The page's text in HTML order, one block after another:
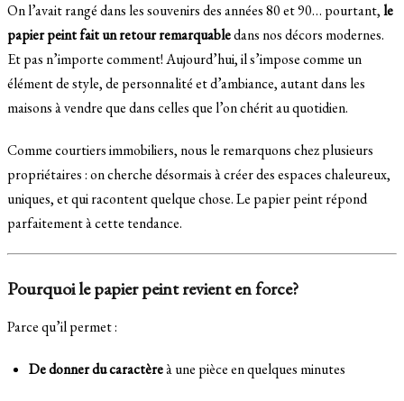
On l’avait rangé dans les souvenirs des années 80 et 90… pourtant,le
papier peint fait un retour remarquabledans nos décors modernes.
Et pas n’importe comment! Aujourd’hui, il s’impose comme un
élément de style, de personnalité et d’ambiance, autant dans les
maisons à vendre que dans celles que l’on chérit au quotidien.
Comme courtiers immobiliers, nous le remarquons chez plusieurs
propriétaires : on cherche désormais à créer des espaces chaleureux,
uniques, et qui racontent quelque chose. Le papier peint répond
parfaitement à cette tendance.
Pourquoi le papier peint revient en force?
Parce qu’il permet :
De donner du caractèreà une pièce en quelques minutes